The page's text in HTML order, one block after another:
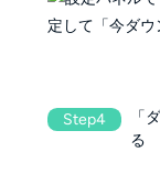
Step4
「
る